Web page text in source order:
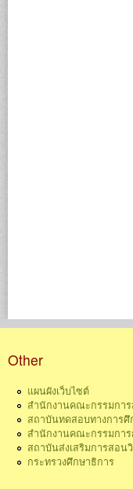
Other
แผนผังเว็บไซต์
สำนักงานคณะกรรมการ
สถาบันทดสอบทางการ
สำนักงานคณะกรรมกา
สถาบันส่งเสริมการสอน
กระทรวงศึกษาธิการ